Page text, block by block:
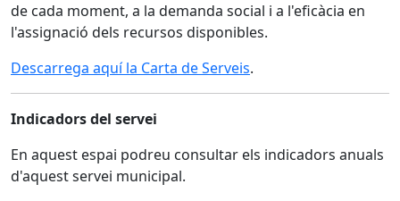
de cada moment, a la demanda social i a l'eficàcia en
l'assignació dels recursos disponibles.
Descarrega aquí la Carta de Serveis.
Indicadors del servei
En aquest espai podreu consultar els indicadors anuals
d'aquest servei municipal.